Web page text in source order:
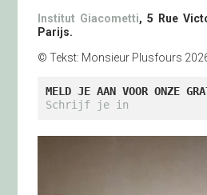
Institut Giacometti, 5 Rue
Parijs.
© Tekst: Monsieur Plusfours
MELD JE AAN VOOR ONZE
Schrijf je in